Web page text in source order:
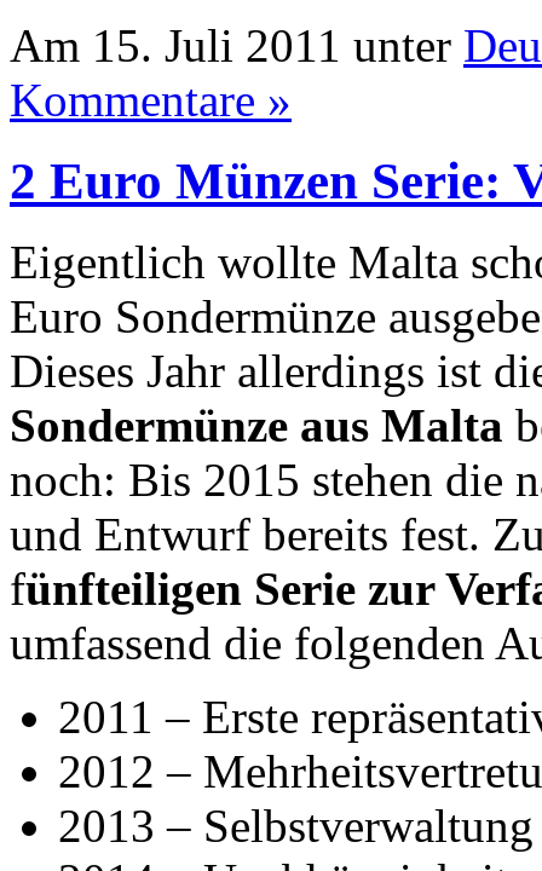
Am 15. Juli 2011 unter
Kommentare »
2 Euro Münzen Serie:
Eigentlich wollte Malta
Euro Sondermünze
Dieses Jahr allerdings ist
Sondermünze aus Malta
noch: Bis 2015 stehen die
und Entwurf bereits fest.
fünfteiligen Serie zur
umfassend die folgenden
2011 – Erste
2012 –
2013 –